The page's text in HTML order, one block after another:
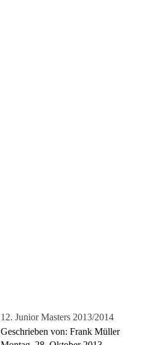
12. Junior Masters 2013/2014
Geschrieben von: Frank Müller